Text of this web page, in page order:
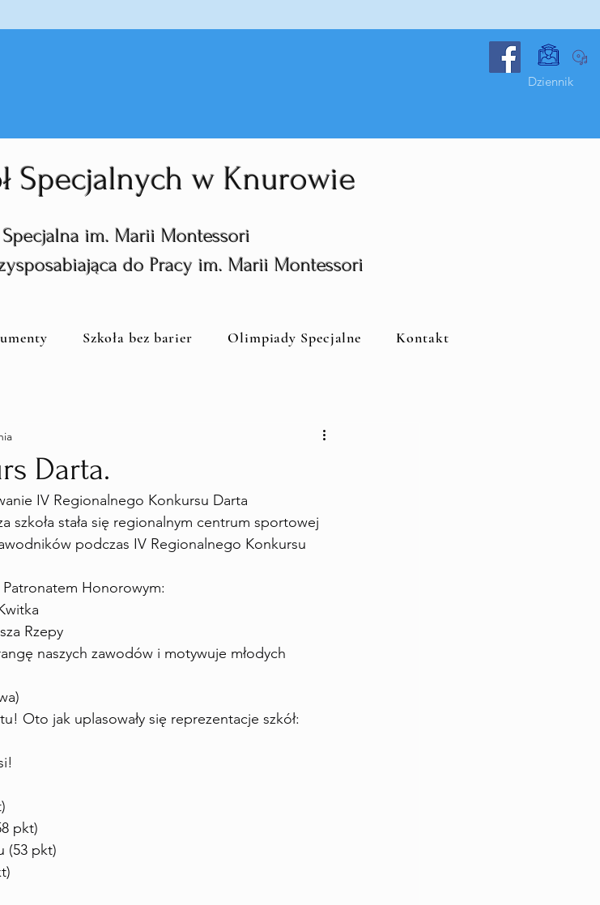
Dziennik
Specjalnych w Knurowie
Specjalna im. Marii Montessori
do Pracy im. Marii Montessori
Szkoła bez barier Olimpiady Specjalne Kontakt
Darta.
IV Regionalnego Konkursu Darta
szkoła stała się regionalnym centrum sportowej
podczas IV Regionalnego Konkursu
Honorowym:
Rzepy
naszych zawodów i motywuje młodych
Oto jak uplasowały się reprezentacje szkół:
pkt)
(53 pkt)
Specjalna im. Marii Montessori